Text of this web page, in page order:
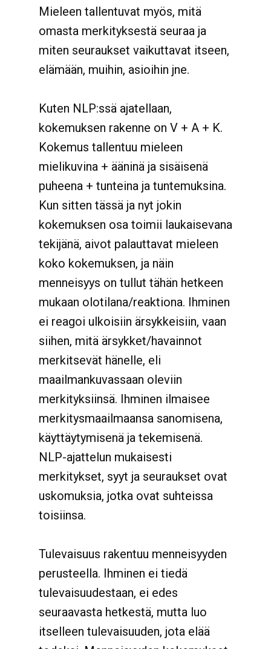
Mieleen tallentuvat myös, mitä
omasta merkityksestä seuraa ja
miten seuraukset vaikuttavat itseen,
elämään, muihin, asioihin jne.
Kuten NLP:ssä ajatellaan,
kokemuksen rakenne on V + A + K.
Kokemus tallentuu mieleen
mielikuvina + ääninä ja sisäisenä
puheena + tunteina ja tuntemuksina.
Kun sitten tässä ja nyt jokin
kokemuksen osa toimii laukaisevana
tekijänä, aivot palauttavat mieleen
koko kokemuksen, ja näin
menneisyys on tullut tähän hetkeen
mukaan olotilana/reaktiona. Ihminen
ei reagoi ulkoisiin ärsykkeisiin, vaan
siihen, mitä ärsykket/havainnot
merkitsevät hänelle, eli
maailmankuvassaan oleviin
merkityksiinsä. Ihminen ilmaisee
merkitysmaailmaansa sanomisena,
käyttäytymisenä ja tekemisenä.
NLP-ajattelun mukaisesti
merkitykset, syyt ja seuraukset ovat
uskomuksia, jotka ovat suhteissa
toisiinsa.
Tulevaisuus rakentuu menneisyyden
perusteella. Ihminen ei tiedä
tulevaisuudestaan, ei edes
seuraavasta hetkestä, mutta luo
itselleen tulevaisuuden, jota elää